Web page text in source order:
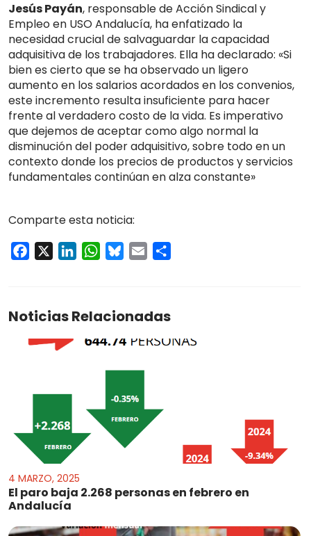
Jesús Payán, responsable de Acción Sindical y
Empleo en USO Andalucía, ha enfatizado la
necesidad crucial de salvaguardar la capacidad
adquisitiva de los trabajadores. Ella ha declarado: «Si
bien es cierto que se ha observado un ligero
aumento en los salarios acordados en los convenios,
este incremento resulta insuficiente para hacer
frente al verdadero costo de la vida. Es imperativo
que dejemos de aceptar como algo normal la
disminución del poder adquisitivo, sobre todo en un
contexto donde los precios de productos y servicios
fundamentales continúan en alza constante»
Comparte esta noticia:
Facebook LinkedInWhatsApp
Bluesky
Email
Noticias Relacionadas
4 MARZO, 2025
El paro baja 2.268 personas en febrero en
Andalucía